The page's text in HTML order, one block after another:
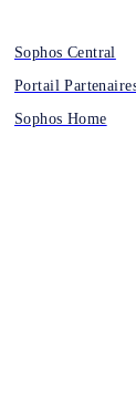
Sophos Central
Portail
Sophos Home